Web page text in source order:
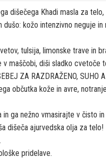
dišečega Khadi masla za
kožo intenzivno neguje
tulsija, limonske trave in
v maščobi, diši sladko cvetoče
ZA RAZDRAŽENO, SUHO
občutka kože in avre,
ga nežno vmasirajte v čisto in
dišeča ajurvedska olja za telo!
pridelave.